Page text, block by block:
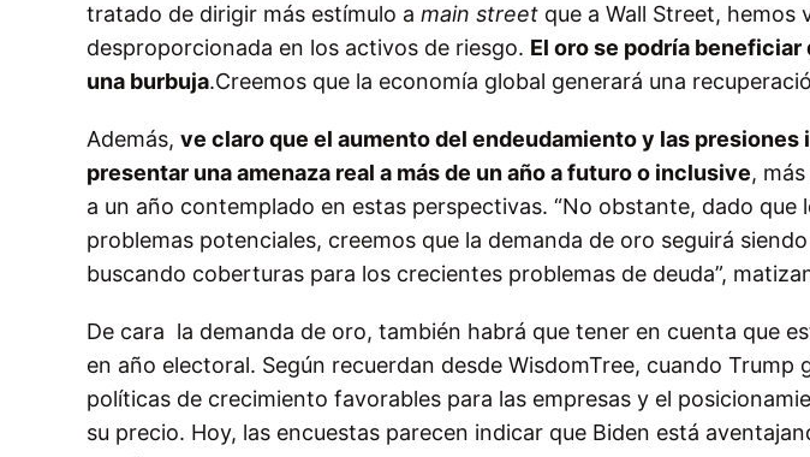
tratado de dirigir más estímulo a main street que a Wall Street, hemos
desproporcionada en los activos de riesgo. El oro se podría
una burbuja.Creemos que la economía global generará una
Además, ve claro que el aumento del endeudamiento y las
presentar una amenaza real a más de un año a futuro o inclusive,
a un año contemplado en estas perspectivas. “No obstante, dado
problemas potenciales, creemos que la demanda de oro seguirá
buscando coberturas para los crecientes problemas de deuda”,
De cara la demanda de oro, también habrá que tener en cuenta que
en año electoral. Según recuerdan desde WisdomTree, cuando
políticas de crecimiento favorables para las empresas y el
su precio. Hoy, las encuestas parecen indicar que Biden está